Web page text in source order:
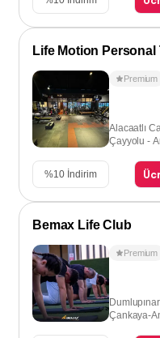
Life Motion
Premium
Alacaatlı
Çayyolu -
%10 İndirim
Bemax Life Club
Premium
Çankaya-